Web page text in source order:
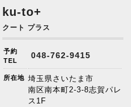
ku-to+
クート プラス
予約
TEL
048-762-9415
所在地 埼玉県さいたま市
南区南本町2-3-8志賀パレ
ス1F